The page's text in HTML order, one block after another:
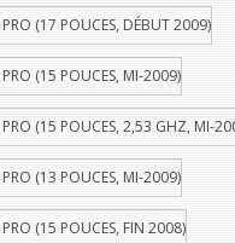
(17 POUCES, DÉBUT 2009)
(15 POUCES, MI-2009)
(15 POUCES, 2,53 GHZ, MI-
(13 POUCES, MI-2009)
(15 POUCES, FIN 2008)